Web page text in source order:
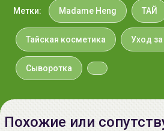
Метки: Madame Heng ТАЙ
Тайская косметика Уход
Сыворотка
Похожие или